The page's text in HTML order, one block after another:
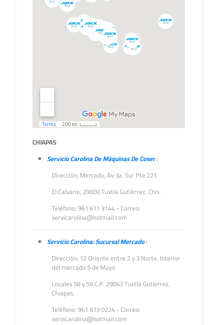
CHIAPAS
Servicio Carolina De Máquinas De Coser:
Dirección: Mercado, Av 3a. Sur Pte 221
El Calvario, 29000 Tuxtla Gutiérrez, Chis.
Teléfono: 961 611 3144 - Correo:
servicarolina@hotmail.com
Servicio Carolina: Sucursal Mercado:
Dirección: 12 Oriente entre 2 y 3 Norte, Interior
del mercado 5 de Mayo
Locales 58 y 59 C.P. 29043 Tuxtla Gutierrez,
Chiapas.
Teléfono: 961 613 0224 - Correo:
servicarolina@hotmail.com